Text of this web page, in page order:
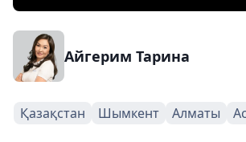
Айгерим Тарина
Қазақстан Шымкент Алматы